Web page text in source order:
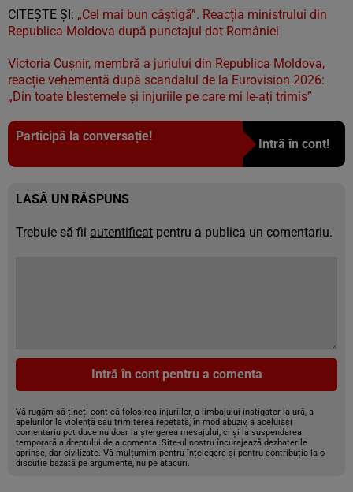
CITEŞTE ŞI: „Cel mai bun câștigă”. Reacția ministrului din
Republica Moldova după punctajul dat României
Victoria Cușnir, membră a juriului din Republica Moldova,
reacție vehementă după scandalul de la Eurovision 2026:
„Din toate blestemele și injuriile pe care mi le-ați trimis”
Participă la conversație!
Intră în cont!
LASĂ UN RĂSPUNS
Trebuie să fii autentificat pentru a publica un comentariu.
Intră în cont pentru a comenta
Vă rugăm să țineți cont că folosirea injuriilor, a limbajului instigator la ură, a
apelurilor la violență sau trimiterea repetată, în mod abuziv, a aceluiași
comentariu pot duce nu doar la ștergerea mesajului, ci și la suspendarea
temporară a dreptului de a comenta. Site-ul nostru încurajează dezbaterile
aprinse, dar civilizate. Vă mulțumim pentru înțelegere și pentru contribuția la o
discuție bazată pe argumente, nu pe atacuri.